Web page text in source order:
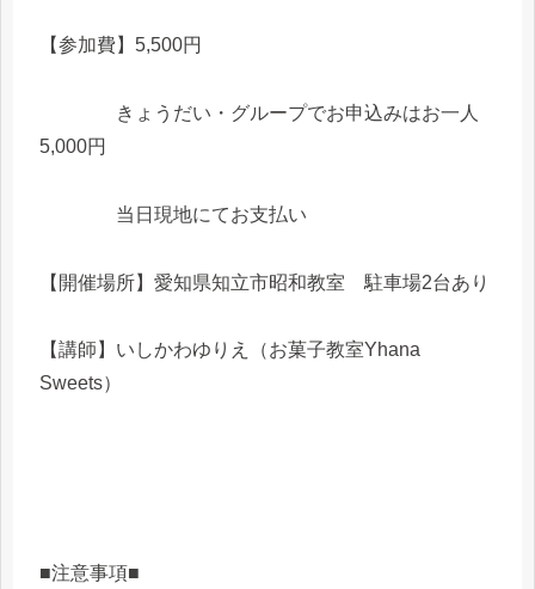
【参加費】5,500円
きょうだい・グループでお申込みはお一人
5,000円
当日現地にてお支払い
【開催場所】愛知県知立市昭和教室 駐車場2台あり
【講師】いしかわゆりえ（お菓子教室Yhana
Sweets）
■注意事項■